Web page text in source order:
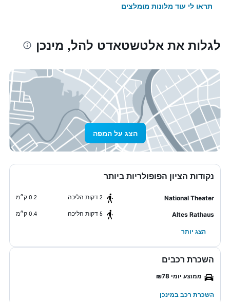
תראו לי עוד מלונות מומלצים
לגלות את אלטשטאדט להל, מינכן
הצג על המפה
נקודות הציון הפופולריות ביותר
National Theater 2 דקות הליכה 0.2 ק״מ
Altes Rathaus 5 דקות הליכה 0.4 ק״מ
הצג יותר
השכרת רכבים
ממוצע יומי ₪78
השכרת רכב במינכן